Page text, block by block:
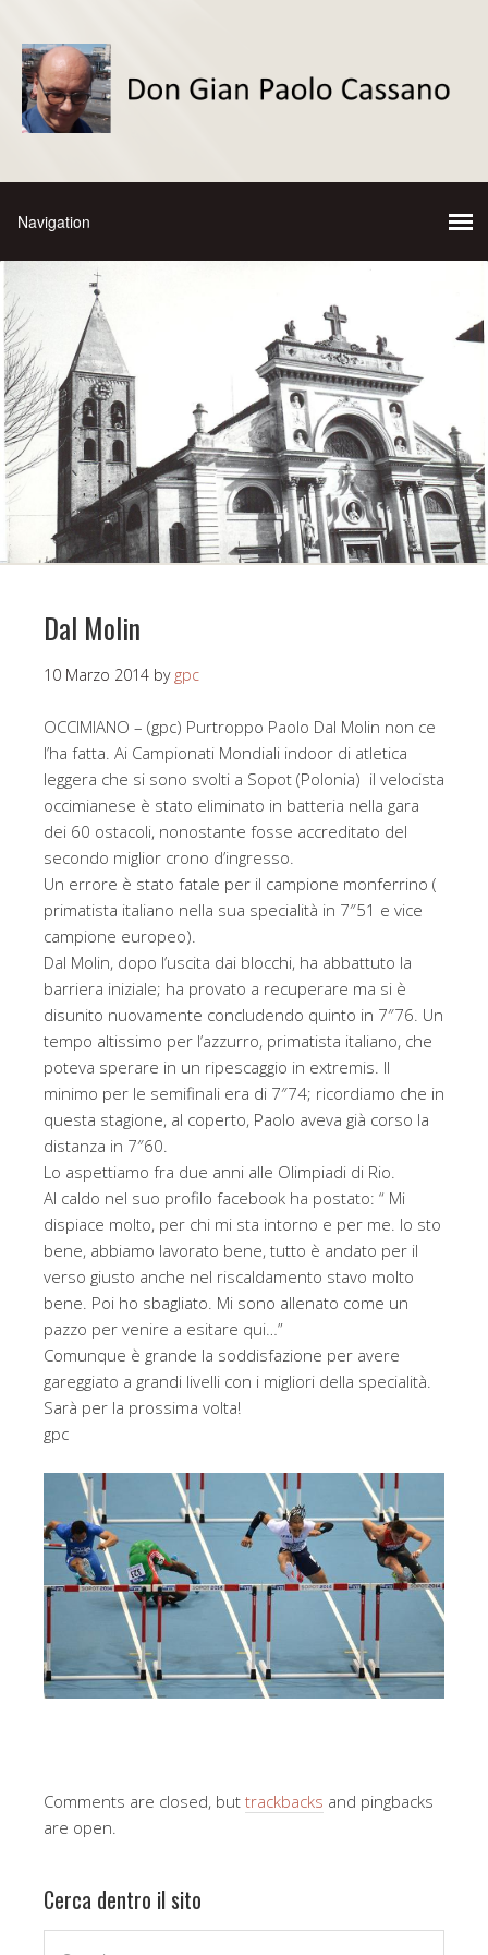
Dal Molin
10 Marzo 2014 by gpc
OCCIMIANO – (gpc) Purtroppo Paolo Dal Molin non ce
l’ha fatta. Ai Campionati Mondiali indoor di atletica
leggera che si sono svolti a Sopot (Polonia) il velocista
occimianese è stato eliminato in batteria nella gara
dei 60 ostacoli, nonostante fosse accreditato del
secondo miglior crono d’ingresso.
Un errore è stato fatale per il campione monferrino (
primatista italiano nella sua specialità in 7″51 e vice
campione europeo).
Dal Molin, dopo l’uscita dai blocchi, ha abbattuto la
barriera iniziale; ha provato a recuperare ma si è
disunito nuovamente concludendo quinto in 7″76. Un
tempo altissimo per l’azzurro, primatista italiano, che
poteva sperare in un ripescaggio in extremis. Il
minimo per le semifinali era di 7″74; ricordiamo che in
questa stagione, al coperto, Paolo aveva già corso la
distanza in 7″60.
Lo aspettiamo fra due anni alle Olimpiadi di Rio.
Al caldo nel suo profilo facebook ha postato: “ Mi
dispiace molto, per chi mi sta intorno e per me. Io sto
bene, abbiamo lavorato bene, tutto è andato per il
verso giusto anche nel riscaldamento stavo molto
bene. Poi ho sbagliato. Mi sono allenato come un
pazzo per venire a esitare qui…”
Comunque è grande la soddisfazione per avere
gareggiato a grandi livelli con i migliori della specialità.
Sarà per la prossima volta!
gpc
Comments are closed, but trackbacks and pingbacks
are open.
Cerca dentro il sito